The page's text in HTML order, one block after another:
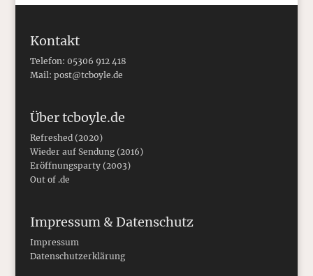
Kontakt
Telefon: 05306 912 418
Mail: post@tcboyle.de
Über tcboyle.de
Refreshed (2020)
Wieder auf Sendung (2016)
Eröffnungsparty (2003)
Out of .de
Impressum & Datenschutz
Impressum
Datenschutzerklärung